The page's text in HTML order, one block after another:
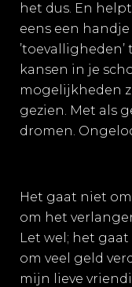
het dus. En
eens een
kansen in je
mogelijkheden
gezien. Met als
dromen.
Het gaat niet
om het
Let wel; het
om veel geld
mijn lieve